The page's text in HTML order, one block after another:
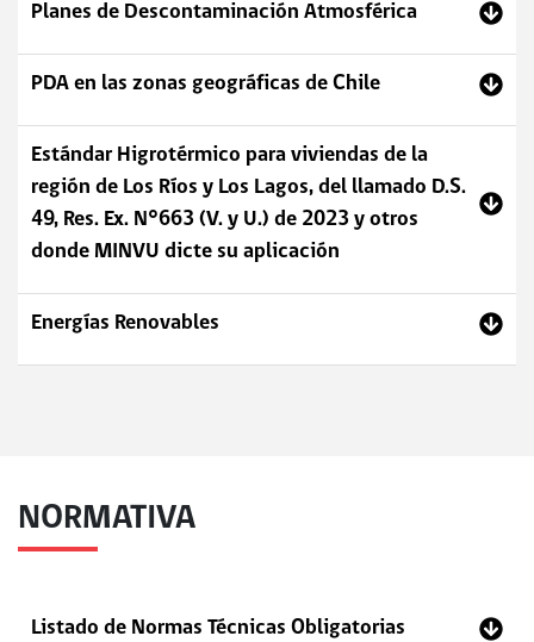
Planes de Descontaminación Atmosférica
PDA en las zonas geográficas de Chile
Estándar Higrotérmico para viviendas de la
región de Los Ríos y Los Lagos, del llamado D.S.
49, Res. Ex. N°663 (V. y U.) de 2023 y otros
donde MINVU dicte su aplicación
Energías Renovables
NORMATIVA
Listado de Normas Técnicas Obligatorias